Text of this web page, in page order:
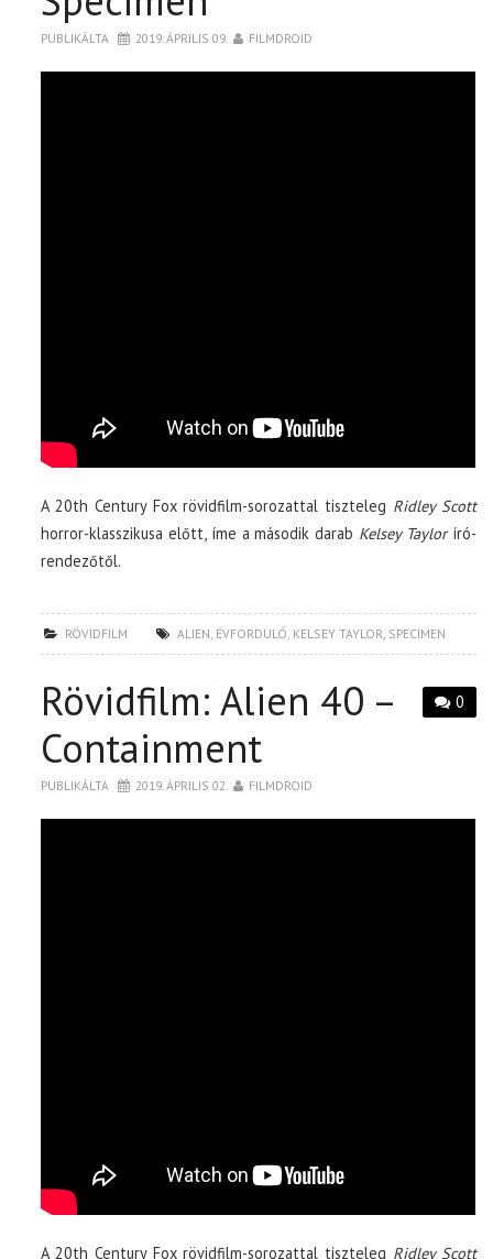
PUBLIKÁLTA 2019. ÁPRILIS 09. FILMDROID
A 20th Century Fox rövidfilm-sorozattal tiszteleg Ridley Scott
horror-klasszikusa előtt, íme a második darab Kelsey Tayloríró-
rendezőtől.
RÖVIDFILM ALIEN, ÉVFORDULÓ, KELSEY TAYLOR, SPECIMEN
0
Rövidfilm: Alien 40 –
Containment
PUBLIKÁLTA 2019. ÁPRILIS 02. FILMDROID
A 20th Century Fox rövidfilm-sorozattal tiszteleg Ridley Scott